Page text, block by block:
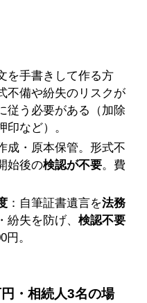
を手書きして作る方
不備や紛失のリスクが
従う必要がある（加除
など）。
成・原本保管。形式不
始後の検認が不要。費
：自筆証書遺言を法務
紛失を防げ、検認不要
。
・相続人3名の場